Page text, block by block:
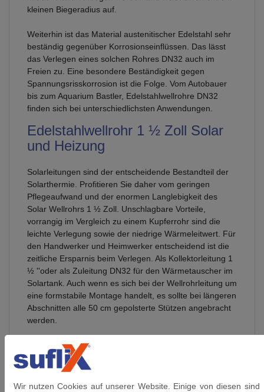
kleinen Biegeradius auf.
Weiterhin ist das Material austenitischer Edelstahl sehr
beständig gegenüber Korrosionseinflüssen. Das lässt
das Verlegen eines solchen Rohres DN32 auch im
Freien zu. Eine besondere Beständigkeit gegen
Spannungsrisskorrosion ist die Folge. Vom Autobauer
bis zum Aquarium Bastler, Edelstahlwellrohre DN32
finden sich bei unterschiedlichsten Anwendungen.
Edelstahlwellrohr 1 ½ Zoll Solar
und Heizung
Solarleitungen sind der entscheidende Bestandteil der
Solarthermie. Profitieren Sie daher vom geringen
Pflegeaufwand und der enormen Langlebigkeit des
Solar Wellrohrs 1 ½ Zoll. Unschlagbare Vorteile,
vorrangig im Vergleich zu einem Kupferrohr sind die
leichte Verlegung sowie der niedrige Wärmeleitwert. Für
den Handwerker und Heimwerker entscheidend ist die
zeitliche Ersparnis beim Verlegen. Als Kollektorleitung 1
½ ''oder als Zuleitung DN32 für den Wärmetauscher im
Solartank. Auch wenn es sich bei der Wellrohrleitung um
eine formstabile Montage handelt, es sollte bei längeren
Abschnitten alle 50 cm gepolsterte Stützen angebracht
werden.
Nennweite
Verschraubung
Wir nutzen Cookies auf unserer Website. Einige von diesen sind